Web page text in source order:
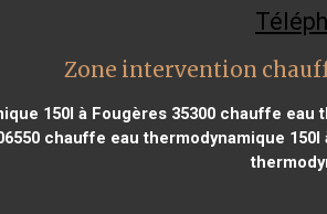
Zone intervention
150l à Fougères 35300 chauffe eau
chauffe eau thermodynamique 150l